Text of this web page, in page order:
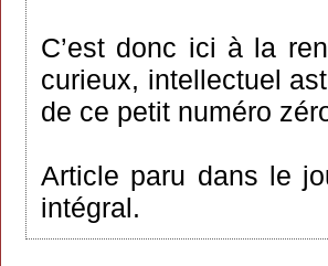
C’est donc ici à la
curieux, intellectuel
de ce petit numéro
Article paru dans le
intégral.